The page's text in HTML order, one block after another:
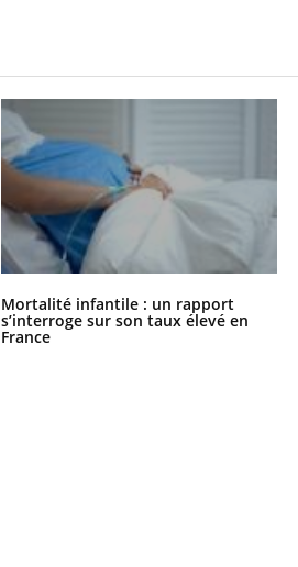
Mortalité infantile : un rapport
s’interroge sur son taux élevé en
France